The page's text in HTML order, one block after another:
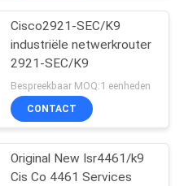
Cisco2921-SEC/K9
industriële netwerkrouter
2921-SEC/K9
Bespreekbaar MOQ:1 eenheden
CONTACT
Original New Isr4461/k9
Cis Co 4461 Services